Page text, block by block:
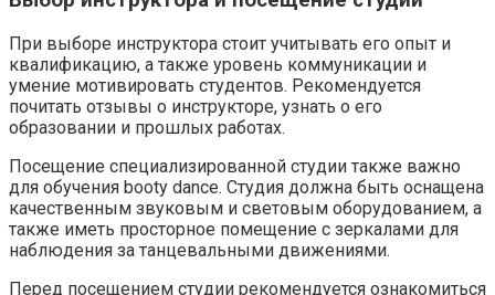
При выборе инструктора стоит учитывать его опыт и
квалификацию, а также уровень коммуникации и
умение мотивировать студентов. Рекомендуется
почитать отзывы о инструкторе, узнать о его
образовании и прошлых работах.
Посещение специализированной студии также важно
для обучения booty dance. Студия должна быть оснащена
качественным звуковым и световым оборудованием, а
также иметь просторное помещение с зеркалами для
наблюдения за танцевальными движениями.
Перед посещением студии рекомендуется ознакомиться